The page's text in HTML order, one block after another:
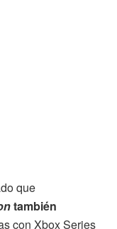
que
también
con Xbox Series